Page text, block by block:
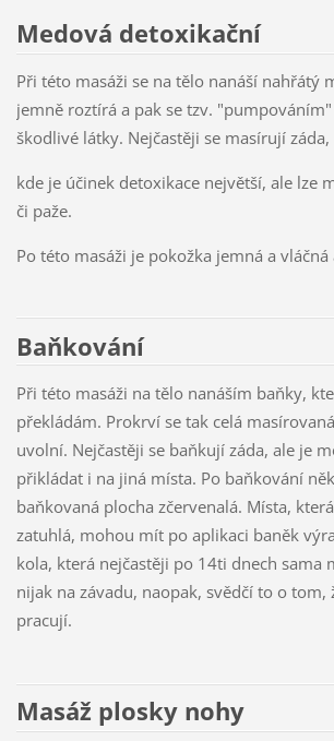
Medová detoxikační
Při této masáži se na tělo nanáší nahřátý
jemně roztírá a pak se tzv.
škodlivé látky. Nejčastěji se masírují záda,
kde je účinek detoxikace největší, ale lze
či paže.
Po této masáži je pokožka jemná a
Baňkování
Při této masáži na tělo nanáším baňky,
překládám. Prokrví se tak celá
uvolní. Nejčastěji se baňkují záda, ale je
přikládat i na jiná místa. Po baňkování
baňkovaná plocha zčervenalá. Místa,
zatuhlá, mohou mít po aplikaci baněk
kola, která nejčastěji po 14ti dnech sama
nijak na závadu, naopak, svědčí to o tom,
pracují.
Masáž plosky nohy